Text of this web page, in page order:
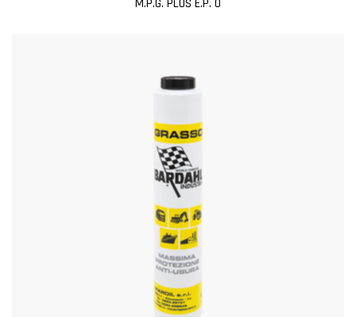
M.P.G. PLUS E.P. 0